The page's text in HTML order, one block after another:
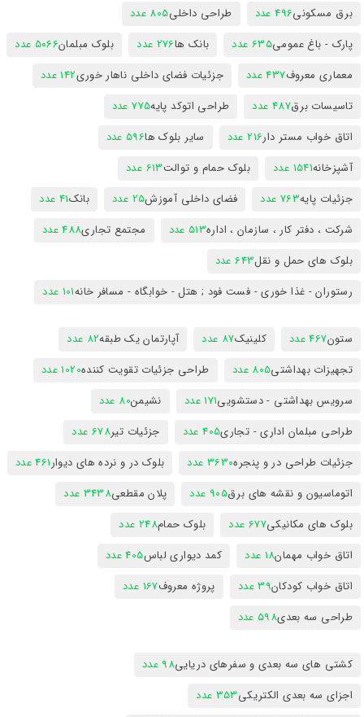
برق مسکونی496 عدد طراحی داخلی805 عدد
پارک - باغ عمومی635 عدد بانک ها276 عدد بلوک مبلمان5066 عدد
معماری معروف437 عدد جزئیات فضای داخلی ناهار خوری142 عدد
تاسیسات برق487 عدد طراحی اتوکد پایه775 عدد
اتاق خواب مستر دار216 عدد سایر بلوک ها596 عدد
آشپزخانه1541 عدد بلوک حمام و توالت613 عدد
جزئیات پایه763 عدد فضای داخلی آموزش25 عدد بانک41 عدد
شرکت ، دفتر کار ، سازمان ، اداره513 عدد مجتمع تجاری488 عدد
بلوک های حمل و نقل643 عدد
رستوران - غذا خوری - فست فود ; هتل - خوابگاه - مسافر خانه101 عدد
ستون467 عدد کلینیک87 عدد آپارتمان یک طبقه82 عدد
تجهیزات بهداشتی805 عدد طراحی جزئیات تقویت کننده1020 عدد
سرویس بهداشتی - دستشویی171 عدد نشیمن80 عدد
طراحی مبلمان اداری - تجاری405 عدد جزئیات تیر678 عدد
جزئیات طراحی در و پنجره3630 عدد بلوک در و نرده های دیوار461 عدد
اتوماسیون و نقشه های برق905 عدد پلان مقطعی3438 عدد
بلوک های مکانیکی677 عدد بلوک حمام248 عدد
اتاق خواب مهمان18 عدد کمد دیواری لباس405 عدد
اتاق خواب کودکان39 عدد پروژه معروف167 عدد
طراحی سه بعدی598 عدد
کشتی های سه بعدی و سفرهای دریایی98 عدد
اجزای سه بعدی الکتریکی353 عدد